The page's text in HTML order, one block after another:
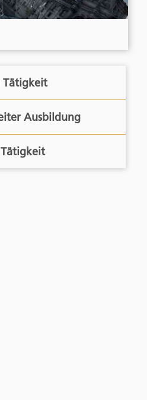
Ergotherapeut / In Tätigkeit
Kaufmännischer Leiter Ausbildung
Technischer Leiter Tätigkeit